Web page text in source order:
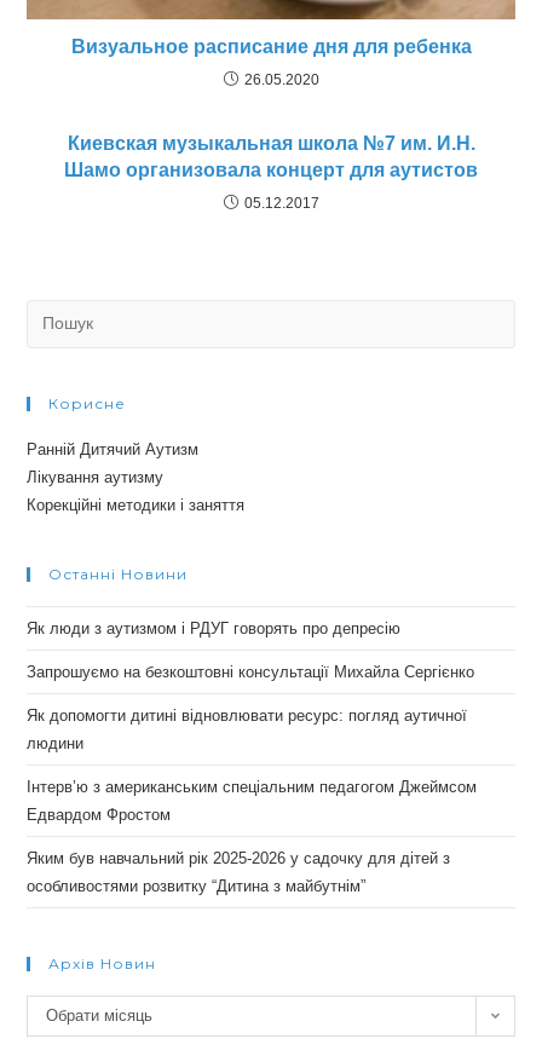
Визуальное расписание дня для ребенка
26.05.2020
Киевская музыкальная школа №7 им. И.Н.
Шамо организовала концерт для аутистов
05.12.2017
Корисне
Ранній Дитячий Аутизм
Лікування аутизму
Корекційні методики і заняття
Останні Новини
Як люди з аутизмом і РДУГ говорять про депресію
Запрошуємо на безкоштовні консультації Михайла Сергієнко
Як допомогти дитині відновлювати ресурс: погляд аутичної
людини
Інтерв’ю з американським спеціальним педагогом Джеймсом
Едвардом Фростом
Яким був навчальний рік 2025-2026 у садочку для дітей з
особливостями розвитку “Дитина з майбутнім”
Архів Новин
Архів
новин
Обрати місяць